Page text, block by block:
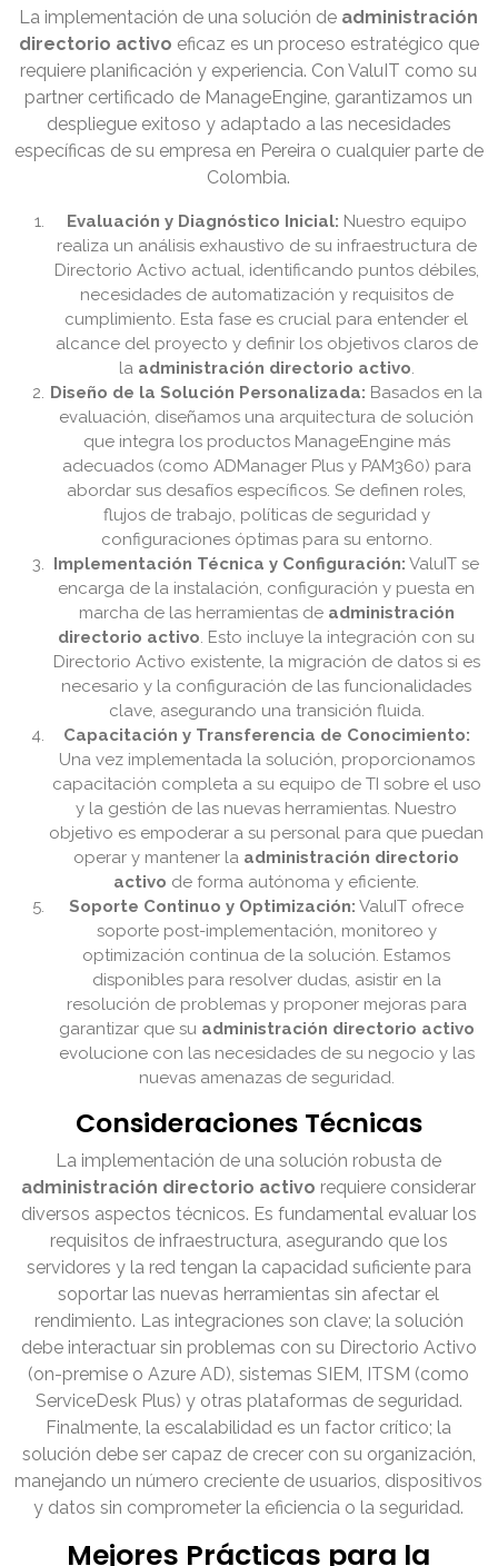
La implementación de una solución de administración
directorio activo eficaz es un proceso estratégico que
requiere planificación y experiencia. Con ValuIT como su
partner certificado de ManageEngine, garantizamos un
despliegue exitoso y adaptado a las necesidades
específicas de su empresa en Pereira o cualquier parte de
Colombia.
Evaluación y Diagnóstico Inicial: Nuestro equipo
realiza un análisis exhaustivo de su infraestructura de
Directorio Activo actual, identificando puntos débiles,
necesidades de automatización y requisitos de
cumplimiento. Esta fase es crucial para entender el
alcance del proyecto y definir los objetivos claros de
la administración directorio activo.
Diseño de la Solución Personalizada: Basados en la
evaluación, diseñamos una arquitectura de solución
que integra los productos ManageEngine más
adecuados (como ADManager Plus y PAM360) para
abordar sus desafíos específicos. Se definen roles,
flujos de trabajo, políticas de seguridad y
configuraciones óptimas para su entorno.
Implementación Técnica y Configuración: ValuIT se
encarga de la instalación, configuración y puesta en
marcha de las herramientas de administración
directorio activo. Esto incluye la integración con su
Directorio Activo existente, la migración de datos si es
necesario y la configuración de las funcionalidades
clave, asegurando una transición fluida.
Capacitación y Transferencia de Conocimiento:
Una vez implementada la solución, proporcionamos
capacitación completa a su equipo de TI sobre el uso
y la gestión de las nuevas herramientas. Nuestro
objetivo es empoderar a su personal para que puedan
operar y mantener la administración directorio
activo de forma autónoma y eficiente.
Soporte Continuo y Optimización: ValuIT ofrece
soporte post-implementación, monitoreo y
optimización continua de la solución. Estamos
disponibles para resolver dudas, asistir en la
resolución de problemas y proponer mejoras para
garantizar que su administración directorio activo
evolucione con las necesidades de su negocio y las
nuevas amenazas de seguridad.
Consideraciones Técnicas
La implementación de una solución robusta de
administración directorio activo requiere considerar
diversos aspectos técnicos. Es fundamental evaluar los
requisitos de infraestructura, asegurando que los
servidores y la red tengan la capacidad suficiente para
soportar las nuevas herramientas sin afectar el
rendimiento. Las integraciones son clave; la solución
debe interactuar sin problemas con su Directorio Activo
(on-premise o Azure AD), sistemas SIEM, ITSM (como
ServiceDesk Plus) y otras plataformas de seguridad.
Finalmente, la escalabilidad es un factor crítico; la
solución debe ser capaz de crecer con su organización,
manejando un número creciente de usuarios, dispositivos
y datos sin comprometer la eficiencia o la seguridad.
Mejores Prácticas para la